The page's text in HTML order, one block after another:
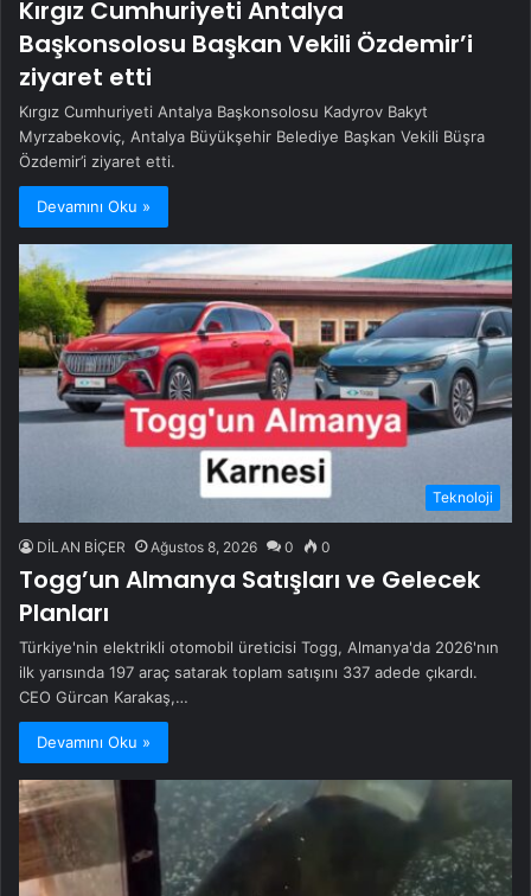
Kırgız Cumhuriyeti Antalya
Başkonsolosu Başkan Vekili Özdemir’i
ziyaret etti
Kırgız Cumhuriyeti Antalya Başkonsolosu Kadyrov Bakyt
Myrzabekoviç, Antalya Büyükşehir Belediye Başkan Vekili Büşra
Özdemir’i ziyaret etti.
Devamını Oku »
Teknoloji
DİLAN BİÇER Ağustos 8, 2026 0 0
Togg’un Almanya Satışları ve Gelecek
Planları
Türkiye'nin elektrikli otomobil üreticisi Togg, Almanya'da 2026'nın
ilk yarısında 197 araç satarak toplam satışını 337 adede çıkardı.
CEO Gürcan Karakaş,…
Devamını Oku »